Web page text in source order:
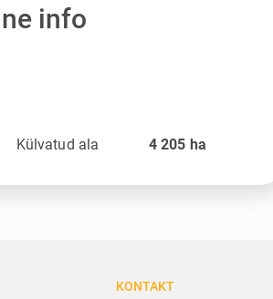
info
Külvatud ala 4 205 ha
KONTAKT